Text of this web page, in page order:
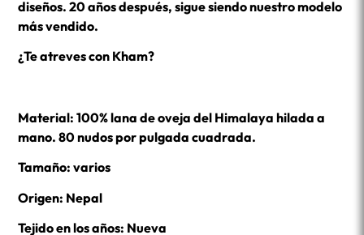
desde
diseños. 20 años después, sigue siendo nuestro modelo
más vendido.
¿Te atreves con Kham?
Material: 100% lana de oveja del Himalaya hilada a
mano. 80 nudos por pulgada cuadrada.
Tamaño: varios
Origen: Nepal
Tejido en los años: Nueva